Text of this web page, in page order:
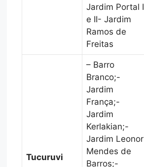
Jardim Portal I
e II- Jardim
Ramos de
Freitas
Tucuruvi
– Barro
Branco;-
Jardim
França;-
Jardim
Kerlakian;-
Jardim Leonor
Mendes de
Barros;-